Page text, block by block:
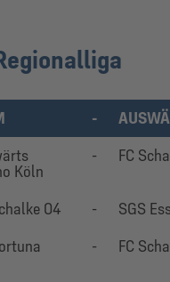
-
Köln
- FC
04 -
SGS
- FC